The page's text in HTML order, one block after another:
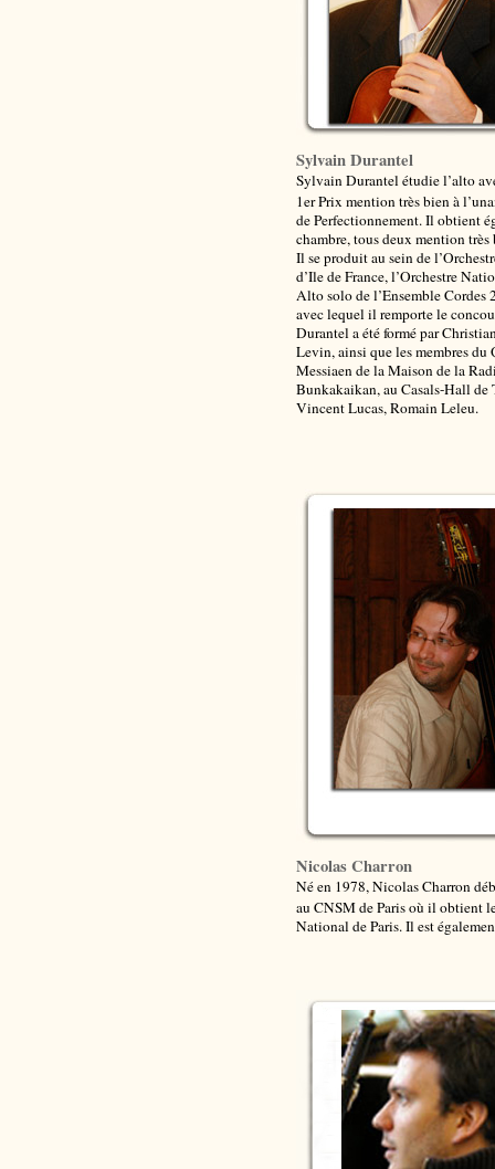
Sylvain Durantel
Sylvain Durantel étudie l’alto
1er Prix mention très bien à
de Perfectionnement. Il obtient
chambre, tous deux mention très
Il se produit au sein de
d’Ile de France, l’Orchestre
Alto solo de l’Ensemble Cordes
avec lequel il remporte le
Durantel a été formé par
Levin, ainsi que les membres
Messiaen de la Maison de la
Bunkakaikan, au Casals-Hall de
Vincent Lucas, Romain Leleu.
Nicolas Charron
Né en 1978, Nicolas Charron
au CNSM de Paris où il obtient
National de Paris. Il est